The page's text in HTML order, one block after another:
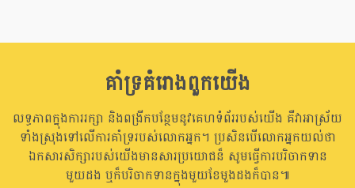
គាំទ្រគំរោងពួកយើង
លទ្ធភាពក្នុងការរក្សា និងពង្រីកបន្ថែមនូវគេហទំព័ររបស់យើង គឺវាអាស្រ័យ
ទាំងស្រុងទៅលើការគាំទ្ររបស់លោកអ្នក។ ប្រសិនបើលោកអ្នកយល់ថា
ឯកសារសិក្សារបស់យើងមានសារប្រយោជន៏ សូមធ្វើការបរិចាកទាន
មួយដង ឬក៏បរិចាកទានក្នុងមួយខែមួងដងក៏បាន៕